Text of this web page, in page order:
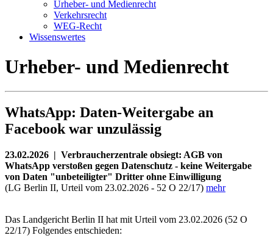
Urheber- und Medienrecht
Verkehrsrecht
WEG-Recht
Wissenswertes
Urheber- und Medienrecht
WhatsApp: Daten-Weitergabe an
Facebook war unzulässig
23.02.2026 | Verbraucherzentrale obsiegt: AGB von
WhatsApp verstoßen gegen Datenschutz - keine Weitergabe
von Daten "unbeteiligter" Dritter ohne Einwilligung
(LG Berlin II, Urteil vom 23.02.2026 - 52 O 22/17) mehr
Das Landgericht Berlin II hat mit Urteil vom 23.02.2026 (52 O
22/17) Folgendes entschieden: